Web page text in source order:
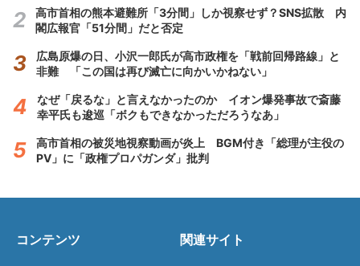
高市首相の熊本避難所「3分間」しか視察せず？SNS拡散 内
閣広報官「51分間」だと否定
広島原爆の日、小沢一郎氏が高市政権を「戦前回帰路線」と
非難 「この国は再び滅亡に向かいかねない」
なぜ「戻るな」と言えなかったのか イオン爆発事故で斎藤
幸平氏も逡巡「ボクもできなかっただろうなあ」
高市首相の被災地視察動画が炎上 BGM付き「総理が主役の
PV」に「政権プロパガンダ」批判
コンテンツ 関連サイト